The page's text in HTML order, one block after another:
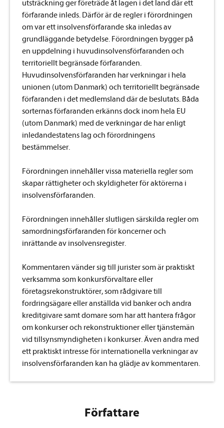
utsträckning ger företräde åt lagen i det land där ett
förfarande inleds. Därför är de regler i förordningen
om var ett insolvensförfarande ska inledas av
grundläggande betydelse. Förordningen bygger på
en uppdelning i huvudinsolvensförfaranden och
territoriellt begränsade förfaranden.
Huvudinsolvensförfaranden har verkningar i hela
unionen (utom Danmark) och territoriellt begränsade
förfaranden i det medlemsland där de beslutats. Båda
sorternas förfaranden erkänns dock inom hela EU
(utom Danmark) med de verkningar de har enligt
inledandestatens lag och förordningens
bestämmelser.
Förordningen innehåller vissa materiella regler som
skapar rättigheter och skyldigheter för aktörerna i
insolvensförfaranden.
Förordningen innehåller slutligen särskilda regler om
samordningsförfaranden för koncerner och
inrättande av insolvensregister.
Kommentaren vänder sig till jurister som är praktiskt
verksamma som konkursförvaltare eller
företagsrekonstruktörer, som rådgivare till
fordringsägare eller anställda vid banker och andra
kreditgivare samt domare som har att hantera frågor
om konkurser och rekonstruktioner eller tjänstemän
vid tillsynsmyndigheten i konkurser. Även andra med
ett praktiskt intresse för internationella verkningar av
insolvensförfaranden kan ha glädje av kommentaren.
Författare